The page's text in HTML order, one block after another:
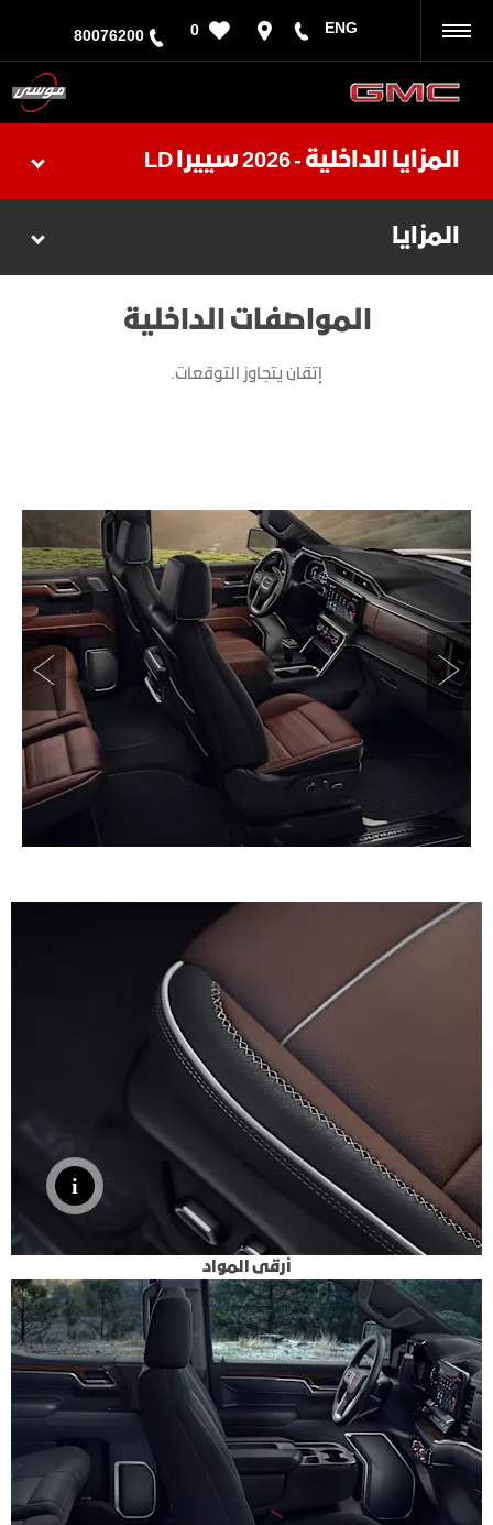
ENG
0
80076200
المزايا الداخلية - 2026 سييرا LD
المزايا
المواصفات الداخلية
إتقان يتجاوز التوقعات.
أرقى المواد